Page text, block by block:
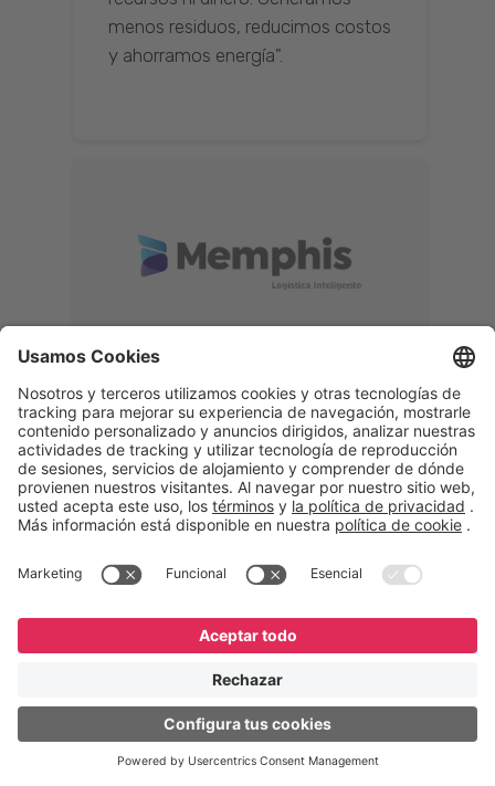
menos residuos, reducimos costos
y ahorramos energía".
Memphis
Eduardo Ribeiro
CEO
“Con GeneXus desarrollamos una
acompañar todas las etapas de la
verificar, analizar, reacondicionar y
garantizando calidad y reduciendo
costos”.